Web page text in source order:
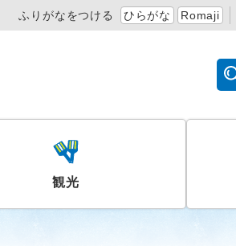
ふりがなをつける ひらがな Romaji
観光